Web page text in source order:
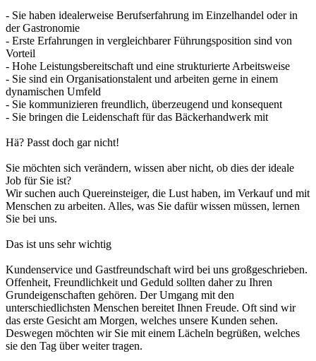
- Sie haben idealerweise Berufserfahrung im Einzelhandel oder in
der Gastronomie
- Erste Erfahrungen in vergleichbarer Führungsposition sind von
Vorteil
- Hohe Leistungsbereitschaft und eine strukturierte Arbeitsweise
- Sie sind ein Organisationstalent und arbeiten gerne in einem
dynamischen Umfeld
- Sie kommunizieren freundlich, überzeugend und konsequent
- Sie bringen die Leidenschaft für das Bäckerhandwerk mit
Hä? Passt doch gar nicht!
Sie möchten sich verändern, wissen aber nicht, ob dies der ideale
Job für Sie ist?
Wir suchen auch Quereinsteiger, die Lust haben, im Verkauf und mit
Menschen zu arbeiten. Alles, was Sie dafür wissen müssen, lernen
Sie bei uns.
Das ist uns sehr wichtig
Kundenservice und Gastfreundschaft wird bei uns großgeschrieben.
Offenheit, Freundlichkeit und Geduld sollten daher zu Ihren
Grundeigenschaften gehören. Der Umgang mit den
unterschiedlichsten Menschen bereitet Ihnen Freude. Oft sind wir
das erste Gesicht am Morgen, welches unsere Kunden sehen.
Deswegen möchten wir Sie mit einem Lächeln begrüßen, welches
sie den Tag über weiter tragen.